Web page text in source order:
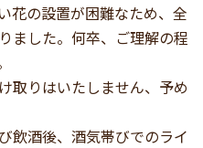
花の設置が困難なため、全
ました。何卒、ご理解の程
取りはいたしません、予め
飲酒後、酒気帯びでのライ